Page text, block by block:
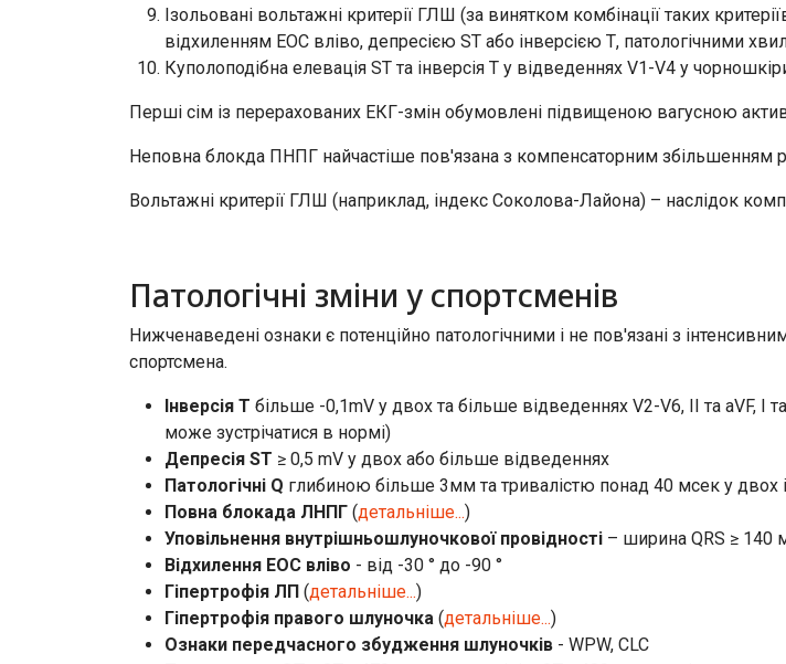
Ізольовані вольтажні критерії ГЛШ (за винятком комбінації таких
відхиленням ЕОС вліво, депресією ST або інверсією Т, патологічними
Куполоподібна елевація ST та інверсія T у відведеннях V1-V4 у
Перші сім із перерахованих ЕКГ-змін обумовлені підвищеною вагусною
Неповна блокда ПНПГ найчастіше пов'язана з компенсаторним збільшенням
Вольтажні критерії ГЛШ (наприклад, індекс Соколова-Лайона) – наслідок
Патологічні зміни у спортсменів
Нижченаведені ознаки є потенційно патологічними і не пов'язані з
спортсмена.
Інверсія Т більше -0,1mV у двох та більше відведеннях V2-V6, II та aVF, I
може зустрічатися в нормі)
Депресія ST ≥ 0,5 mV у двох або більше відведеннях
Патологічні Q глибиною більше 3мм та тривалістю понад 40 мсек у двох
Повна блокада ЛНПГ (детальніше...)
Уповільнення внутрішньошлуночкової провідності – ширина QRS ≥ 140
Відхилення ЕОС вліво - від -30 ° до -90 °
Гіпертрофія ЛП (детальніше...)
Гіпертрофія правого шлуночка (детальніше...)
Ознаки передчасного збудження шлуночків - WPW, CLC